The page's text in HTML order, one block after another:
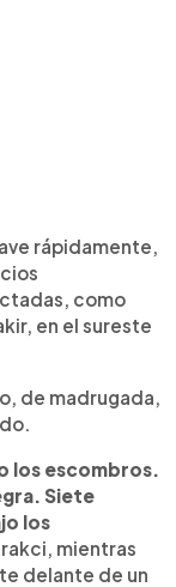
rápidamente,
como
en el sureste
de madrugada,
los escombros.
Siete
los
mientras
delante de un